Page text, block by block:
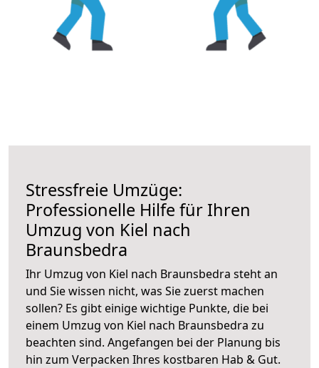
Stressfreie Umzüge:
Professionelle Hilfe für Ihren
Umzug von Kiel nach
Braunsbedra
Ihr Umzug von Kiel nach Braunsbedra steht an
und Sie wissen nicht, was Sie zuerst machen
sollen? Es gibt einige wichtige Punkte, die bei
einem Umzug von Kiel nach Braunsbedra zu
beachten sind. Angefangen bei der Planung bis
hin zum Verpacken Ihres kostbaren Hab & Gut.